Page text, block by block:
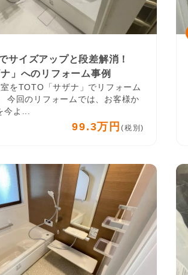
サイズアップと段差解消！
」へのリフォーム事例
をTOTO「サザナ」でリフォーム
今回のリフォームでは、お客様か
今よ...
99.3万円 (税別)